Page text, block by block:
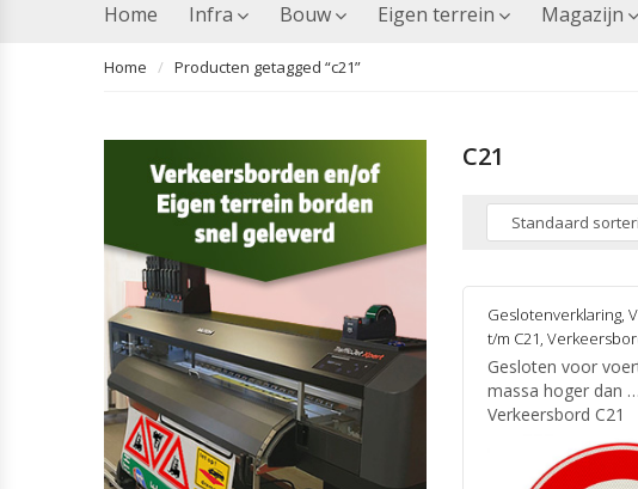
Home Infra Bouw Eigen terrein Magazijn
Home Producten getagged “c21”
C21
Geslotenverklaring,
t/m C21,
Gesloten voor
massa hoger dan
Verkeersbord C21